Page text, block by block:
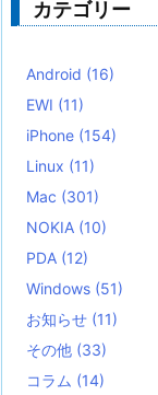
カテゴリー
Android (16)
EWI (11)
iPhone (154)
Linux (11)
Mac (301)
NOKIA (10)
PDA (12)
Windows (51)
お知らせ (11)
その他 (33)
コラム (14)